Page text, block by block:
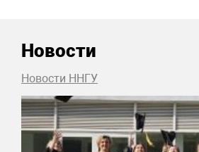
Новости
Новости ННГУ